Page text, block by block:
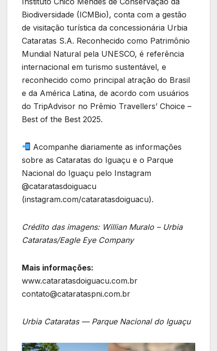
Biodiversidade (ICMBio), conta com a gestão
de visitação turística da concessionária Urbia
Cataratas S.A. Reconhecido como Patrimônio
Mundial Natural pela UNESCO, é referência
internacional em turismo sustentável, e
reconhecido como principal atração do Brasil
e da América Latina, de acordo com usuários
do TripAdvisor no Prêmio Travellers’ Choice –
Best of the Best 2025.
Acompanhe diariamente as informações
sobre as Cataratas do Iguaçu e o Parque
Nacional do Iguaçu pelo Instagram
@cataratasdoiguacu
(instagram.com/cataratasdoiguacu).
Crédito das imagens: Willian Muralo – Urbia
Cataratas/Eagle Eye Company
Mais informações:
www.cataratasdoiguacu.com.br
contato@catarataspni.com.br
Urbia Cataratas — Parque Nacional do Iguaçu